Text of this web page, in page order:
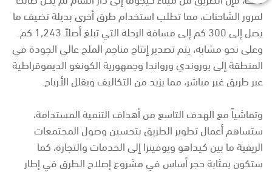
لمرور الشاحنات، مما تطلب استخدام طرق أخرى بديلة تضيف ما
يصل إلى 300 كم إلى مسافة الرحلة التي تبلغ أصلاً 1,243 كم.
وعلى نحو مشابه، يتم تصدير إنتاج مناجم الملح عالي الجودة في
المنطقة إلى بوروندي ورواندا وجمهورية الكونغو الديموقراطية
عبر طريق غير مباشر، مما يزيد من التكاليف ويقلل الأرباح.
وتماشياً مع الهدف التاسع من أهداف التنمية المستدامة،
ستساهم أعمال تطوير الطريق بتحسين وصول المجتمعات
الريفية ما بين كيداهو ويوفينزا إلى الخدمات والتجارة، كما
ستكون بمثابة حجر أساس في مشروع إصلاح الطرق في إطار